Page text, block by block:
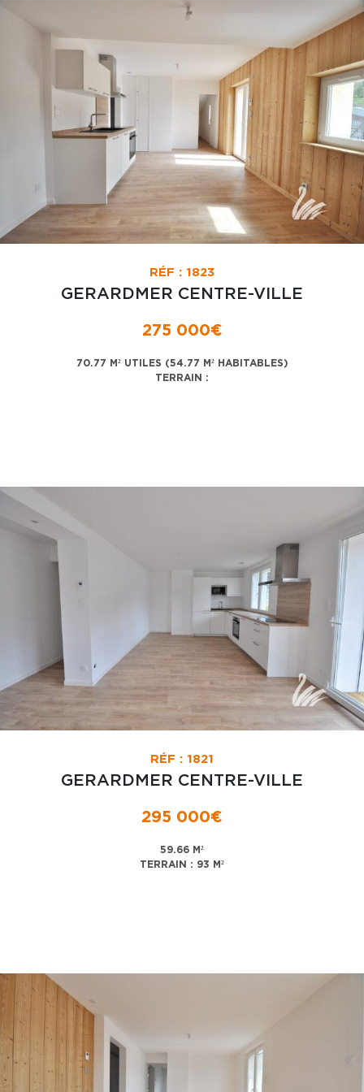
RÉF : 1823
GERARDMER CENTRE-VILLE
275 000€
70.77 M² UTILES (54.77 M² HABITABLES)
TERRAIN :
RÉF : 1821
GERARDMER CENTRE-VILLE
295 000€
59.66 M²
TERRAIN : 93 M²